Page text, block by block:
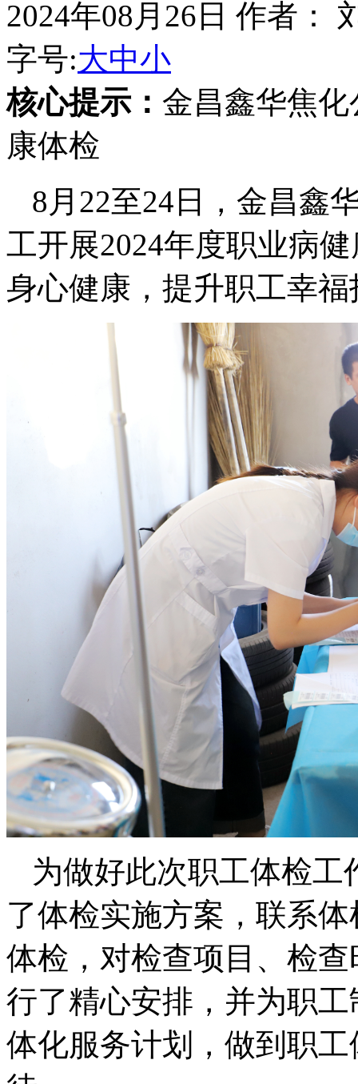
2024年08月26日 作者：
字号:大中小
核心提示： 金昌鑫华焦
康体检
8月22至24日，金昌鑫
工开展2024年度职业病
身心健康，提升职工幸福
为做好此次职工体检
了体检实施方案，联系
体检，对检查项目、检
行了精心安排，并为职
体化服务计划，做到职